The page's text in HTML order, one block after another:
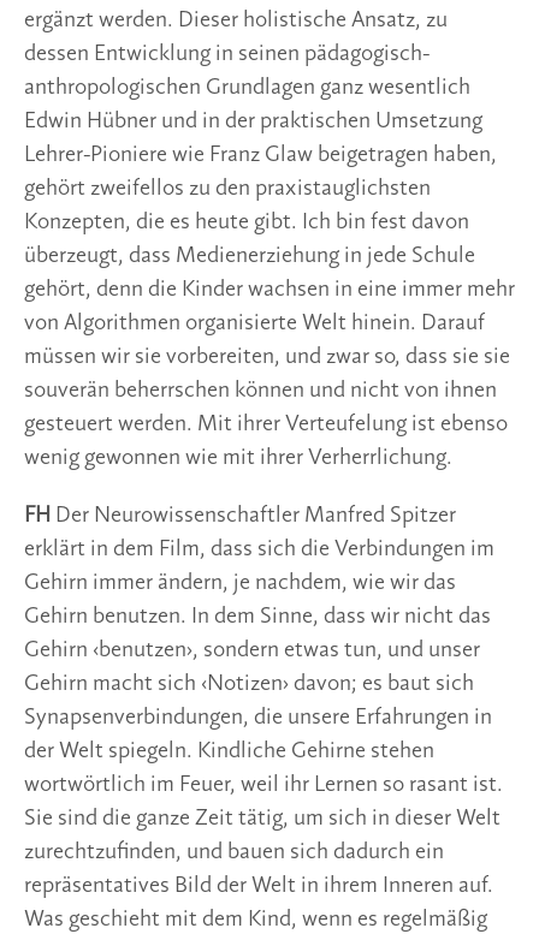
ergänzt werden. Dieser holistische Ansatz, zu
dessen Entwicklung in seinen pädagogisch-
anthropologischen Grundlagen ganz wesentlich
Edwin Hübner und in der praktischen Umsetzung
Lehrer-Pioniere wie Franz Glaw beigetragen haben,
gehört zweifellos zu den praxistauglichsten
Konzepten, die es heute gibt. Ich bin fest davon
überzeugt, dass Medienerziehung in jede Schule
gehört, denn die Kinder wachsen in eine immer mehr
von Algorithmen organisierte Welt hinein. Darauf
müssen wir sie vorbereiten, und zwar so, dass sie sie
souverän beherrschen können und nicht von ihnen
gesteuert werden. Mit ihrer Verteufelung ist ebenso
wenig gewonnen wie mit ihrer Verherrlichung.
FH Der Neurowissenschaftler Manfred Spitzer
erklärt in dem Film, dass sich die Verbindungen im
Gehirn immer ändern, je nachdem, wie wir das
Gehirn benutzen. In dem Sinne, dass wir nicht das
Gehirn ‹benutzen›, sondern etwas tun, und unser
Gehirn macht sich ‹Notizen› davon; es baut sich
Synapsenverbindungen, die unsere Erfahrungen in
der Welt spiegeln. Kindliche Gehirne stehen
wortwörtlich im Feuer, weil ihr Lernen so rasant ist.
Sie sind die ganze Zeit tätig, um sich in dieser Welt
zurechtzufinden, und bauen sich dadurch ein
repräsentatives Bild der Welt in ihrem Inneren auf.
Was geschieht mit dem Kind, wenn es regelmäßig